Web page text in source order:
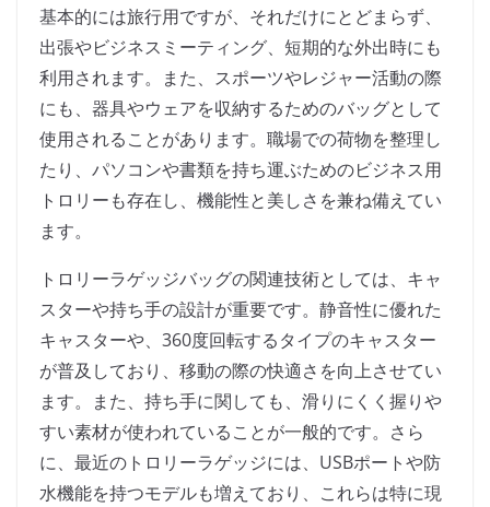
基本的には旅行用ですが、それだけにとどまらず、
出張やビジネスミーティング、短期的な外出時にも
利用されます。また、スポーツやレジャー活動の際
にも、器具やウェアを収納するためのバッグとして
使用されることがあります。職場での荷物を整理し
たり、パソコンや書類を持ち運ぶためのビジネス用
トロリーも存在し、機能性と美しさを兼ね備えてい
ます。
トロリーラゲッジバッグの関連技術としては、キャ
スターや持ち手の設計が重要です。静音性に優れた
キャスターや、360度回転するタイプのキャスター
が普及しており、移動の際の快適さを向上させてい
ます。また、持ち手に関しても、滑りにくく握りや
すい素材が使われていることが一般的です。さら
に、最近のトロリーラゲッジには、USBポートや防
水機能を持つモデルも増えており、これらは特に現